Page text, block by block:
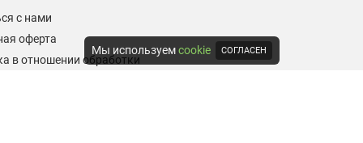
с нами
оферта
в отношении обработки
Мы используемcookie СОГЛАСЕН